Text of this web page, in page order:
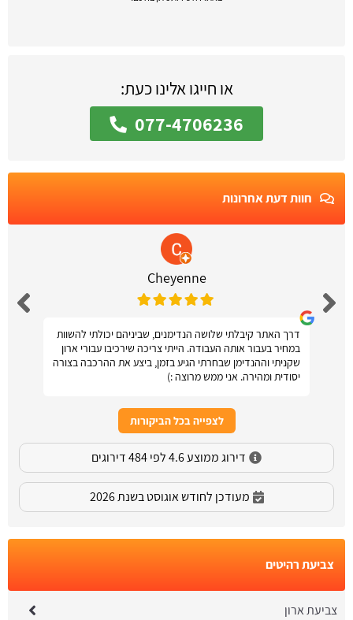
או חייגו אלינו כעת:
077-4706236
חוות דעת אחרונות
Cheyenne
דרך האתר קיבלתי שלושה הנדימנים, שביניהם יכולתי להשוות
במחיר בעבור אותה העבודה. הייתי צריכה שירכיבו עבורי ארון
שקניתי וההנדימן שבחרתי הגיע בזמן, ביצע את ההרכבה בצורה
יסודית ומהירה. אני ממש מרוצה :)
לצפייה בכל הביקורות
דירוג ממוצע 4.6 לפי 484 דירוגים
מעודכן לחודש אוגוסט בשנת 2026
צביעת רהיטים
צביעת ארון